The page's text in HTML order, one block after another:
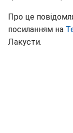
Про це
посиланням на
Лакусти.